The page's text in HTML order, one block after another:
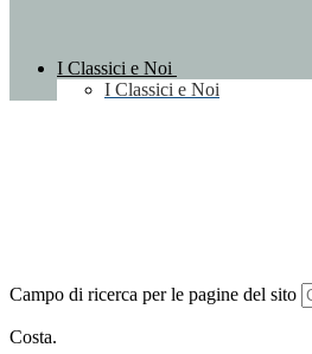
I Classici e Noi
I Classici e Noi
Campo di ricerca per le pagine del sito
Costa.